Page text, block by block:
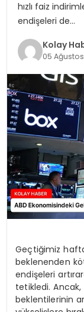
hızlı faiz
endişeleri de…
Kolay
05
Geçtiğimiz
beklenenden
endişeleri
tetikledi. Ancak,
beklentilerinin